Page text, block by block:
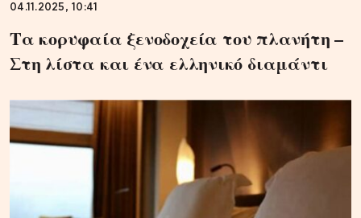
04.11.2025, 10:41
Τα κορυφαία ξενοδοχεία του πλανήτη –
Στη λίστα και ένα ελληνικό διαμάντι